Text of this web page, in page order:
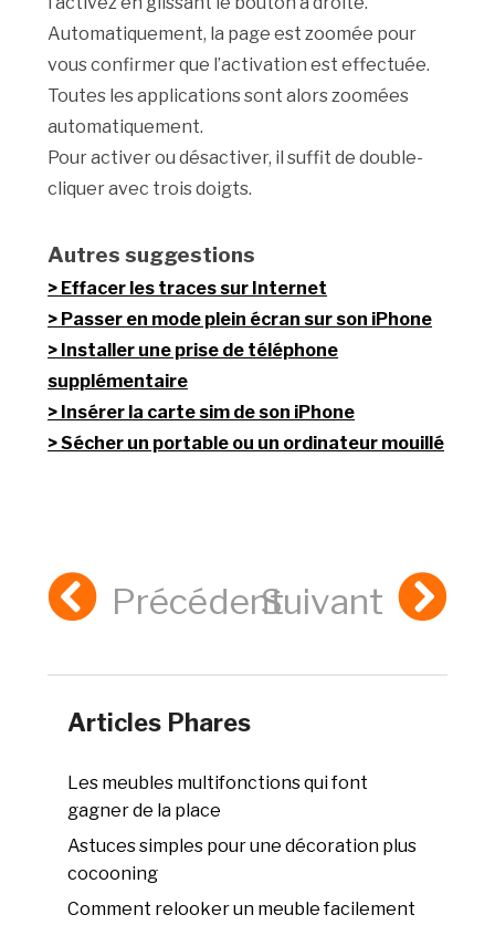
Automatiquement, la page est zoomée pour
vous confirmer que l’activation est effectuée.
Toutes les applications sont alors zoomées
automatiquement.
Pour activer ou désactiver, il suffit de double-
cliquer avec trois doigts.
Autres suggestions
Effacer les traces sur Internet
Passer en mode plein écran sur son iPhone
Installer une prise de téléphone
supplémentaire
Insérer la carte sim de son iPhone
Sécher un portable ou un ordinateur mouillé
PrécédentSuivant
Articles Phares
Les meubles multifonctions qui font
gagner de la place
Astuces simples pour une décoration plus
cocooning
Comment relooker un meuble facilement